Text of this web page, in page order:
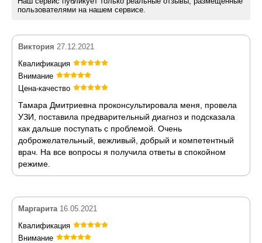
пользователями на нашем сервисе.
Виктория 27.12.2021
Квалификация
Внимание
Цена-качество
Тамара Дмитриевна проконсультировала меня, провела
УЗИ, поставила предварительный диагноз и подсказала
как дальше поступать с проблемой. Очень
доброжелательный, вежливый, добрый и компетентный
врач. На все вопросы я получила ответы в спокойном
режиме.
Маргарита 16.05.2021
Квалификация
Внимание